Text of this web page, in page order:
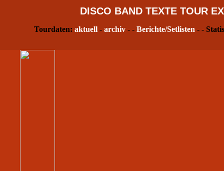
DISCO BAND TEXTE TOUR
Tourdaten: aktuell- archiv- - Berichte/Setlisten - -